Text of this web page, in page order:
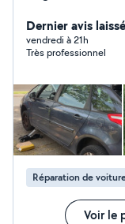
Dernier avis
vendredi à 21h
Très professionnel
Réparation de
Voir le